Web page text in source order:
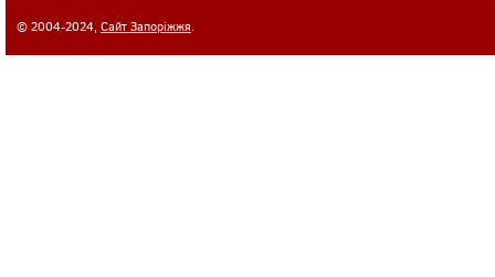
© 2004-2024, Сайт Запоріжжя.